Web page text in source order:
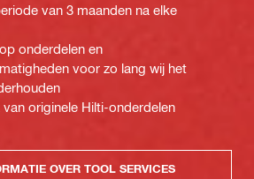
van 3 maanden na elke
onderdelen en
voor zo lang wij het
originele Hilti-onderdelen
OVER TOOL SERVICES